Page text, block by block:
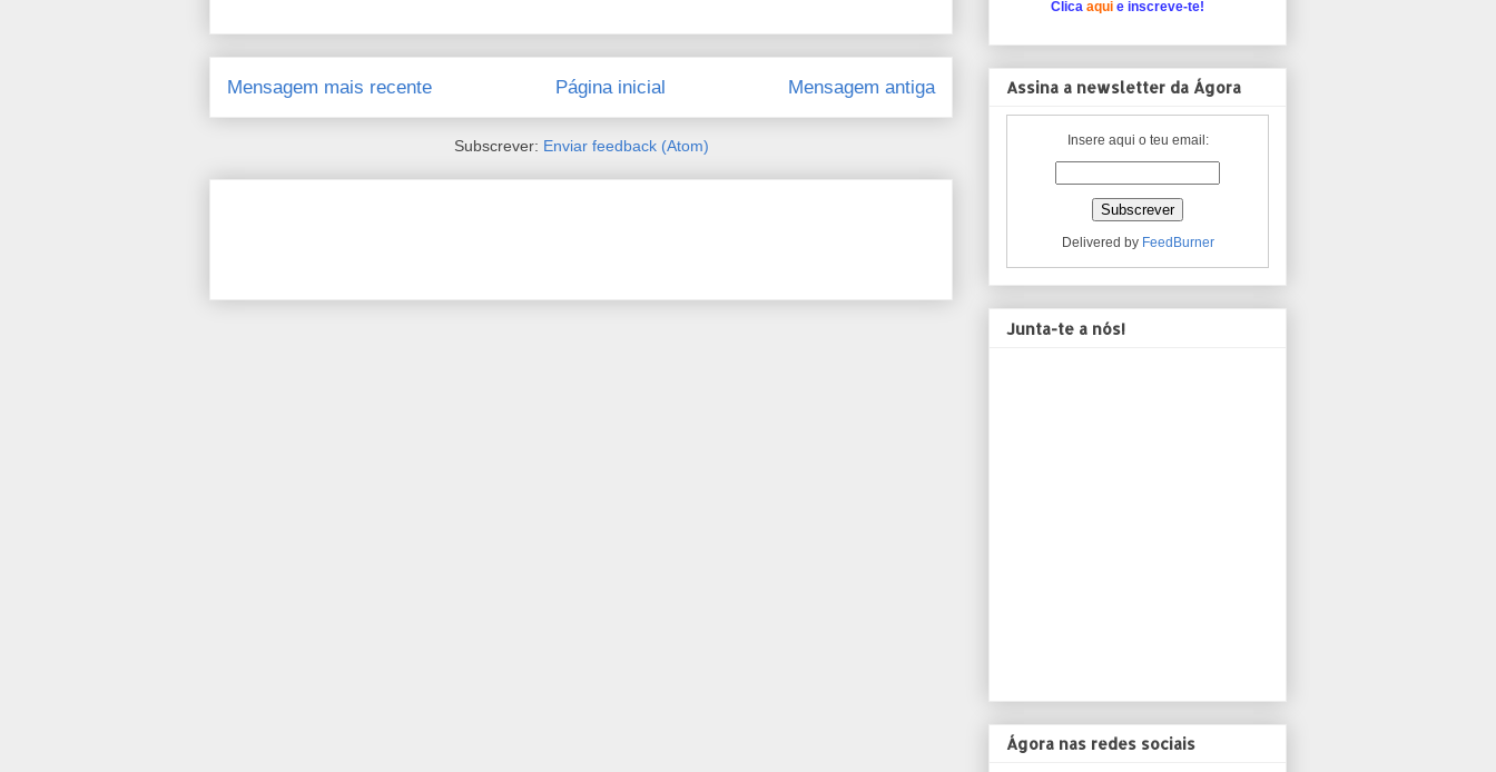
Mensagem mais recente Mensagem antiga
Página inicial
Subscrever: Enviar feedback (Atom)
Clica aqui e inscreve-te!
Assina a newsletter da Ágora
Insere aqui o teu email:
Delivered by FeedBurner
Junta-te a nós!
Ágora nas redes sociais